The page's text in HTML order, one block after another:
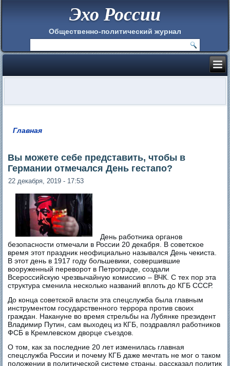
Эхо России
Общественно-политический журнал
Главная
Вы можете себе представить, чтобы в
Германии отмечался День гестапо?
22 декабря, 2019 - 17:53
День работника органов
безопасности отмечали в России 20 декабря. В советское
время этот праздник неофициально назывался День чекиста.
В этот день в 1917 году большевики, совершившие
вооруженный переворот в Петрограде, создали
Всероссийскую чрезвычайную комиссию – ВЧК. С тех пор эта
структура сменила несколько названий вплоть до КГБ СССР.
До конца советской власти эта спецслужба была главным
инструментом государственного террора против своих
граждан. Накануне во время стрельбы на Лубянке президент
Владимир Путин, сам выходец из КГБ, поздравлял работников
ФСБ в Кремлевском дворце съездов.
О том, как за последние 20 лет изменилась главная
спецслужба России и почему КГБ даже мечтать не мог о таком
положении в политической системе страны, рассказал политик